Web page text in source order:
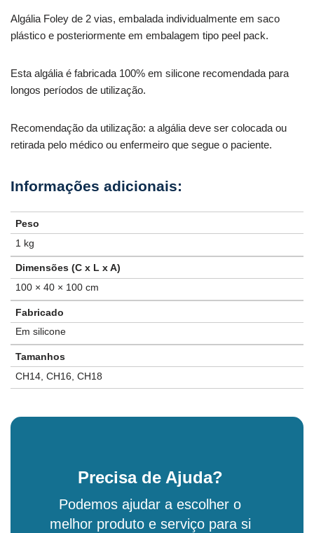
Algália Foley de 2 vias, embalada individualmente em saco
plástico e posteriormente em embalagem tipo peel pack.
Esta algália é fabricada 100% em silicone recomendada para
longos períodos de utilização.
Recomendação da utilização: a algália deve ser colocada ou
retirada pelo médico ou enfermeiro que segue o paciente.
Peso
1 kg
Dimensões (C x L x A)
100 × 40 × 100 cm
Fabricado
Em silicone
Tamanhos
CH14, CH16, CH18
Precisa de Ajuda?
Podemos ajudar a escolher o
melhor produto e serviço para si